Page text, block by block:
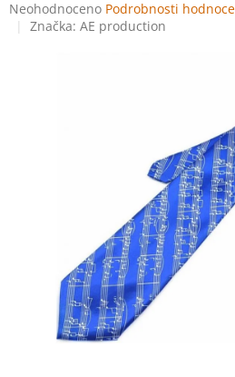
Průměrné
hodnocení
Neohodnoceno Podrobnosti
Značka: AE production